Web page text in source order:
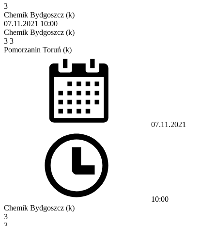
3
Chemik Bydgoszcz (k)
07.11.2021 10:00
Chemik Bydgoszcz (k)
3 3
Pomorzanin Toruń (k)
07.11.2021
10:00
Chemik Bydgoszcz (k)
3